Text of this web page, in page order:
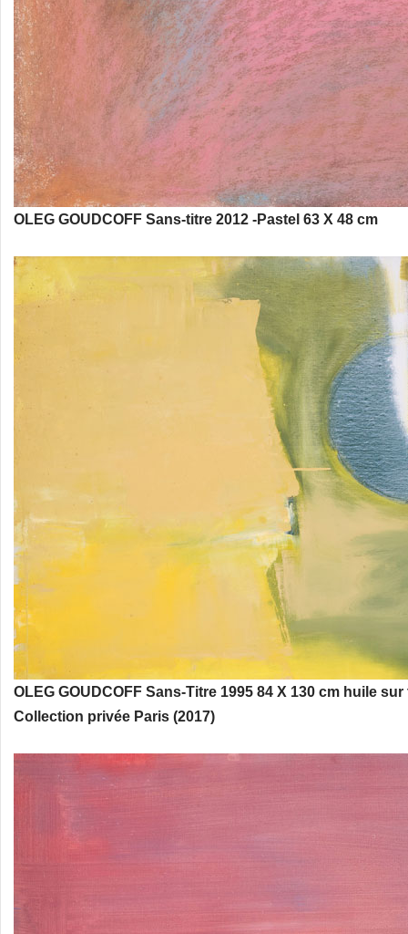
OLEG GOUDCOFF Sans-titre 2012 -Pastel 63 X 48 cm
OLEG GOUDCOFF Sans-Titre 1995 84 X 130 cm huile sur
Collection privée Paris (2017)